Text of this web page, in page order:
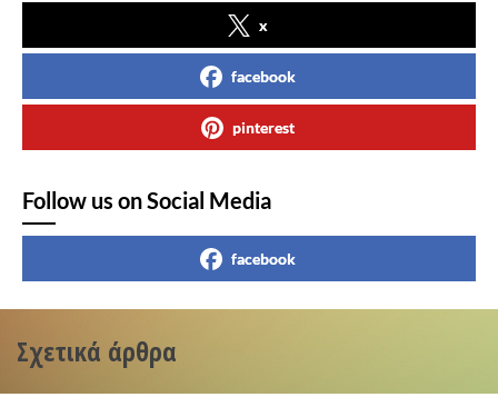
x
facebook
pinterest
Follow us on Social Media
facebook
Σχετικά άρθρα